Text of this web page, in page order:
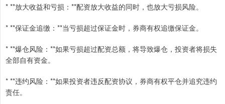
* **放大收益和亏损：**配资放大收益的同时，也放大亏损风险。
* **保证金追缴：**当亏损超过保证金时，券商有权追缴保证金。
* **爆仓风险：**如果亏损超过配资总额，将导致爆仓，投资者将损失
全部自有资金。
* **违约风险：**如果投资者违反配资协议，券商有权平仓并追究违约
责任。